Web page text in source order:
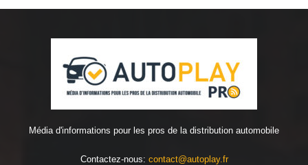
Média d'informations pour les pros de la distribution automobile
Contactez-nous: contact@autoplay.fr